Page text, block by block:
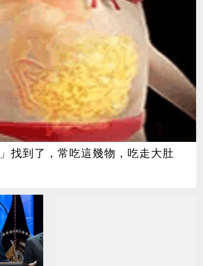
找到了，常吃這幾物，吃走大肚